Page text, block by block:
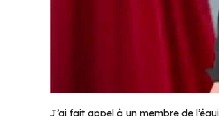
J’ai fait appel à un membre de